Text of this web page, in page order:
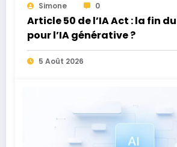
Simone 0
Article 50 de l’IA Act : la fin
pour l’IA générative ?
5 Août 2026